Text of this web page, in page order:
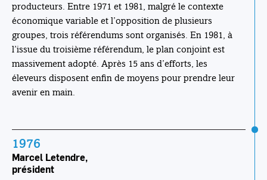
producteurs. Entre 1971 et 1981, malgré le contexte
économique variable et l’opposition de plusieurs
groupes, trois référendums sont organisés. En 1981, à
l’issue du troisième référendum, le plan conjoint est
massivement adopté. Après 15 ans d’efforts, les
éleveurs disposent enfin de moyens pour prendre leur
avenir en main.
1976
Marcel Letendre,
président